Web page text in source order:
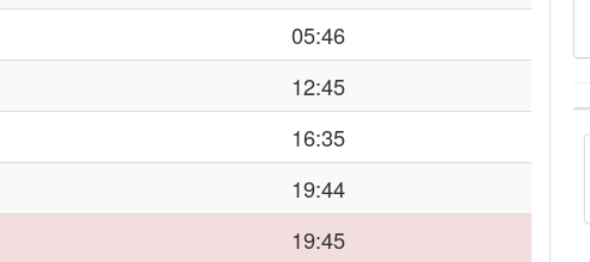
05:46
12:45
16:35
19:44
19:45